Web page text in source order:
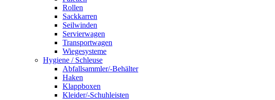
Rollen
Sackkarren
Seilwinden
Servierwagen
Transportwagen
Wiegesysteme
Hygiene / Schleuse
Abfallsammler/-Behälter
Haken
Klappboxen
Kleider/-Schuhleisten